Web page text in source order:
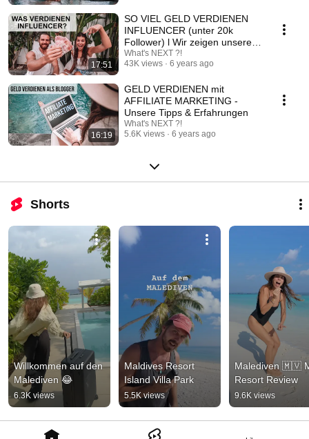
17:51
SO VIEL GELD VERDIENEN
INFLUENCER (unter 20k
Follower) l Wir zeigen unsere
Einnahmen!
What's NEXT ?!
43K views
6 years ago
16:19
GELD VERDIENEN mit
AFFILIATE MARKETING -
Unsere Tipps & Erfahrungen
What's NEXT ?!
5.6K views
6 years ago
Shorts
Willkommen auf den
Malediven 😂
6.3K views
Maldives Resort
Island Villa Park
5.5K views
Malediven 🇲🇻
Resort Review
9.6K views